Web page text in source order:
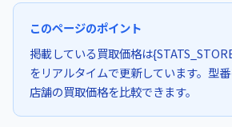
このページのポイント
掲載している買取価格は
をリアルタイムで更新しています。型
店舗の買取価格を比較できます。